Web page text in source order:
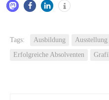
Tags: Ausbildung Ausstellung
Erfolgreiche Absolventen